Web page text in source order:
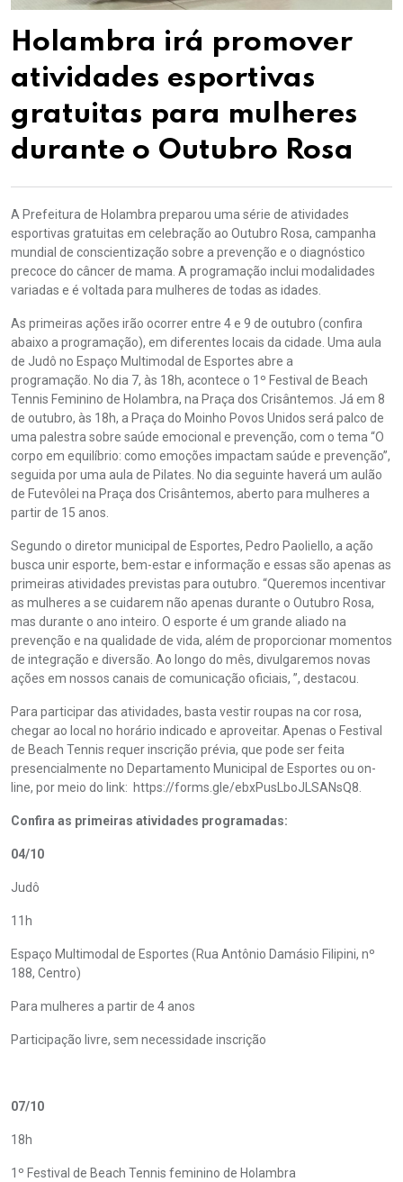
Holambra irá promover
atividades esportivas
gratuitas para mulheres
durante o Outubro Rosa
A Prefeitura de Holambra preparou uma série de atividades
esportivas gratuitas em celebração ao Outubro Rosa, campanha
mundial de conscientização sobre a prevenção e o diagnóstico
precoce do câncer de mama. A programação inclui modalidades
variadas e é voltada para mulheres de todas as idades.
As primeiras ações irão ocorrer entre 4 e 9 de outubro (confira
abaixo a programação), em diferentes locais da cidade. Uma aula
de Judô no Espaço Multimodal de Esportes abre a
programação. No dia 7, às 18h, acontece o 1º Festival de Beach
Tennis Feminino de Holambra, na Praça dos Crisântemos. Já em 8
de outubro, às 18h, a Praça do Moinho Povos Unidos será palco de
uma palestra sobre saúde emocional e prevenção, com o tema “O
corpo em equilíbrio: como emoções impactam saúde e prevenção”,
seguida por uma aula de Pilates. No dia seguinte haverá um aulão
de Futevôlei na Praça dos Crisântemos, aberto para mulheres a
partir de 15 anos.
Segundo o diretor municipal de Esportes, Pedro Paoliello, a ação
busca unir esporte, bem-estar e informação e essas são apenas as
primeiras atividades previstas para outubro. “Queremos incentivar
as mulheres a se cuidarem não apenas durante o Outubro Rosa,
mas durante o ano inteiro. O esporte é um grande aliado na
prevenção e na qualidade de vida, além de proporcionar momentos
de integração e diversão. Ao longo do mês, divulgaremos novas
ações em nossos canais de comunicação oficiais, ”, destacou.
Para participar das atividades, basta vestir roupas na cor rosa,
chegar ao local no horário indicado e aproveitar. Apenas o Festival
de Beach Tennis requer inscrição prévia, que pode ser feita
presencialmente no Departamento Municipal de Esportes ou on-
line, por meio do link: https://forms.gle/ebxPusLboJLSANsQ8.
Confira as primeiras atividades programadas:
04/10
Judô
11h
Espaço Multimodal de Esportes (Rua Antônio Damásio Filipini, nº
188, Centro)
Para mulheres a partir de 4 anos
Participação livre, sem necessidade inscrição
07/10
18h
1º Festival de Beach Tennis feminino de Holambra